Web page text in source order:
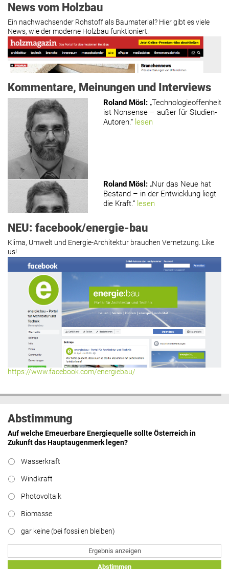
News vom Holzbau
Ein nachwachsender Rohstoff als Baumaterial? Hier gibt es viele
News, wie der moderne Holzbau funktioniert.
www.holzmagazin.com
Kommentare, Meinungen und Interviews
Roland Mösl : „Technologieoffenheit
ist Nonsense – außer für Studien-
Autoren.“ lesen
Roland Mösl : „Nur das Neue hat
Bestand – in der Entwicklung liegt
die Kraft.“ lesen
Roland Mösl: „Man wollte wohl
Kasse machen statt neue Produkte
erfinden.“ lesen
Hier geht’s zu allen Kommentaren
NEU: facebook/energie-bau
Klima, Umwelt und Energie-Architektur brauchen Vernetzung. Like
us!
https://www.facebook.com/energiebau/
Abstimmung
Auf welche Erneuerbare Energiequelle sollte Österreich in
Zukunft das Hauptaugenmerk legen?
Wasserkraft
Windkraft
Photovoltaik
Biomasse
gar keine (bei fossilen bleiben)
Ergebnis anzeigen
Abstimmen